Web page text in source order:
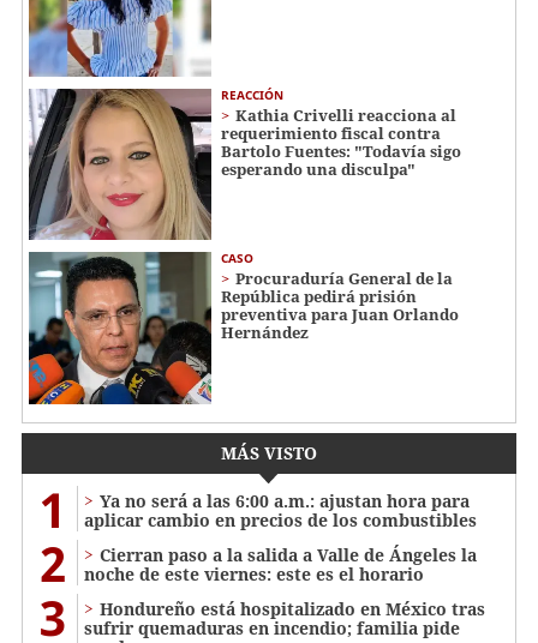
REACCIÓN
Kathia Crivelli reacciona al
requerimiento fiscal contra
Bartolo Fuentes: "Todavía sigo
esperando una disculpa"
CASO
Procuraduría General de la
República pedirá prisión
preventiva para Juan Orlando
Hernández
MÁS VISTO
1
Ya no será a las 6:00 a.m.: ajustan hora para
aplicar cambio en precios de los combustibles
2
Cierran paso a la salida a Valle de Ángeles la
noche de este viernes: este es el horario
3
Hondureño está hospitalizado en México tras
sufrir quemaduras en incendio; familia pide